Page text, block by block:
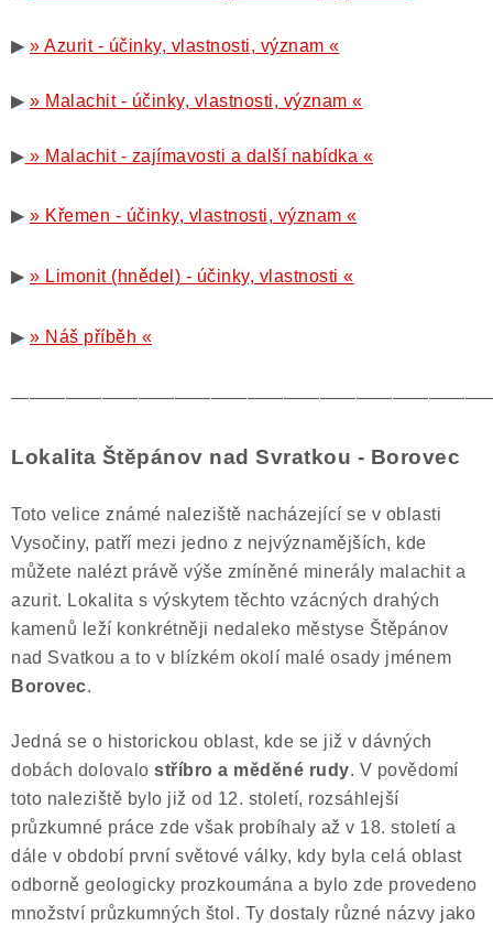
▶ » Azurit - účinky, vlastnosti, význam «
▶ » Malachit - účinky, vlastnosti, význam «
▶ » Malachit - zajímavosti a další nabídka «
▶ » Křemen - účinky, vlastnosti, význam «
▶ » Limonit (hnědel) - účinky, vlastnosti «
▶ » Náš příběh «
Lokalita Štěpánov nad Svratkou - Borovec
Toto velice známé naleziště nacházející se v oblasti
Vysočiny, patří mezi jedno z nejvýznamějších, kde
můžete nalézt právě výše zmíněné minerály malachit a
azurit. Lokalita s výskytem těchto vzácných drahých
kamenů leží konkrétněji nedaleko městyse Štěpánov
nad Svatkou a to v blízkém okolí malé osady jménem
Borovec.
Jedná se o historickou oblast, kde se již v dávných
dobách dolovalo stříbro a měděné rudy. V povědomí
toto naleziště bylo již od 12. století, rozsáhlejší
průzkumné práce zde však probíhaly až v 18. století a
dále v období první světové války, kdy byla celá oblast
odborně geologicky prozkoumána a bylo zde provedeno
množství průzkumných štol. Ty dostaly různé názvy jako